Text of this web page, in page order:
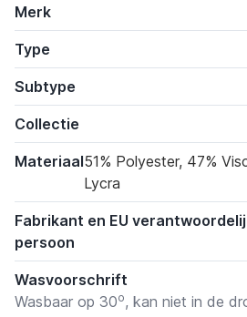
Merk
Type
Subtype
Collectie
Materiaal51% Polyester, 47%
Lycra
Fabrikant en EU
persoon
Wasvoorschrift
Wasbaar op 30o, kan niet in de